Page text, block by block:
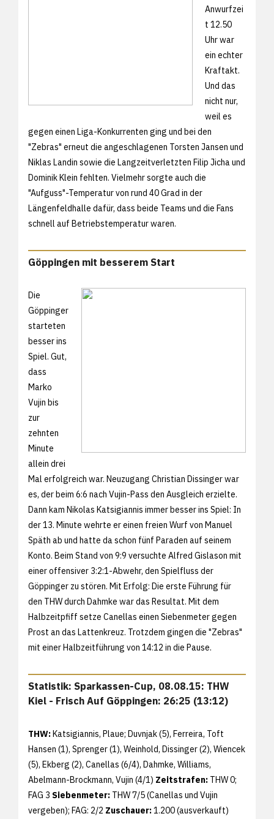
Anwurfzei
t 12.50
Uhr war
ein echter
Kraftakt.
Und das
nicht nur,
weil es
gegen einen Liga-Konkurrenten ging und bei den
"Zebras" erneut die angeschlagenen Torsten Jansen und
Niklas Landin sowie die Langzeitverletzten Filip Jicha und
Dominik Klein fehlten. Vielmehr sorgte auch die
"Aufguss"-Temperatur von rund 40 Grad in der
Längenfeldhalle dafür, dass beide Teams und die Fans
schnell auf Betriebstemperatur waren.
Göppingen mit besserem Start
Die
Göppinger
starteten
besser ins
Spiel. Gut,
dass
Marko
Vujin bis
zur
zehnten
Minute
allein drei
Mal erfolgreich war. Neuzugang Christian Dissinger war
es, der beim 6:6 nach Vujin-Pass den Ausgleich erzielte.
Dann kam Nikolas Katsigiannis immer besser ins Spiel: In
der 13. Minute wehrte er einen freien Wurf von Manuel
Späth ab und hatte da schon fünf Paraden auf seinem
Konto. Beim Stand von 9:9 versuchte Alfred Gislason mit
einer offensiver 3:2:1-Abwehr, den Spielfluss der
Göppinger zu stören. Mit Erfolg: Die erste Führung für
den THW durch Dahmke war das Resultat. Mit dem
Halbzeitpfiff setze Canellas einen Siebenmeter gegen
Prost an das Lattenkreuz. Trotzdem gingen die "Zebras"
mit einer Halbzeitführung von 14:12 in die Pause.
Statistik: Sparkassen-Cup, 08.08.15: THW
Kiel - Frisch Auf Göppingen: 26:25 (13:12)
THW:Katsigiannis, Plaue; Duvnjak (5), Ferreira, Toft
Hansen (1), Sprenger (1), Weinhold, Dissinger (2), Wiencek
(5), Ekberg (2), Canellas (6/4), Dahmke, Williams,
Abelmann-Brockmann, Vujin (4/1) Zeitstrafen: THW 0;
FAG 3 Siebenmeter: THW 7/5 (Canellas und Vujin
vergeben); FAG: 2/2 Zuschauer:1.200 (ausverkauft)